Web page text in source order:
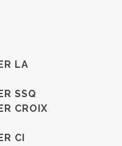
LA
SSQ
CROIX
CI